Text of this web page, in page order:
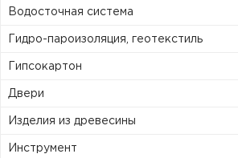
Водосточная система
Гидро-пароизоляция, геотекстиль
Гипсокартон
Двери
Изделия из древесины
Инструмент